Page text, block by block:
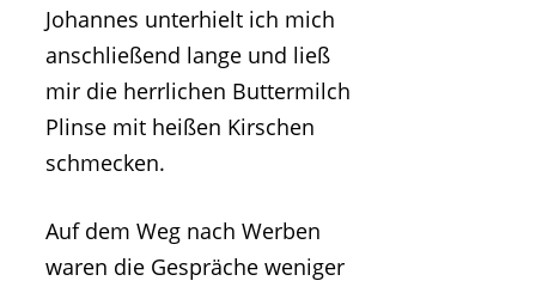
Johannes unterhielt ich mich
anschließend lange und ließ
mir die herrlichen Buttermilch
Plinse mit heißen Kirschen
schmecken.
Auf dem Weg nach Werben
waren die Gespräche weniger